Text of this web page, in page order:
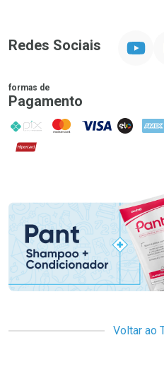
Redes Sociais
formas de
Pagamento
PIX MasterCard
VISA ELO
Hipercard
Promoção em
Voltar ao